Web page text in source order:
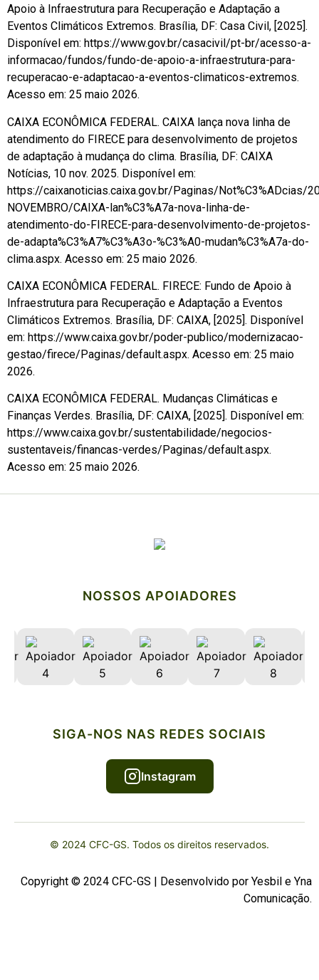
Apoio à Infraestrutura para Recuperação e Adaptação a
Eventos Climáticos Extremos. Brasília, DF: Casa Civil, [2025].
Disponível em: https://www.gov.br/casacivil/pt-br/acesso-a-
informacao/fundos/fundo-de-apoio-a-infraestrutura-para-
recuperacao-e-adaptacao-a-eventos-climaticos-extremos.
Acesso em: 25 maio 2026.
CAIXA ECONÔMICA FEDERAL. CAIXA lança nova linha de
atendimento do FIRECE para desenvolvimento de projetos
de adaptação à mudança do clima. Brasília, DF: CAIXA
Notícias, 10 nov. 2025. Disponível em:
https://caixanoticias.caixa.gov.br/Paginas/Not%C3%ADcias/
NOVEMBRO/CAIXA-lan%C3%A7a-nova-linha-de-
atendimento-do-FIRECE-para-desenvolvimento-de-projetos-
de-adapta%C3%A7%C3%A3o-%C3%A0-mudan%C3%A7a-do-
clima.aspx. Acesso em: 25 maio 2026.
CAIXA ECONÔMICA FEDERAL. FIRECE: Fundo de Apoio à
Infraestrutura para Recuperação e Adaptação a Eventos
Climáticos Extremos. Brasília, DF: CAIXA, [2025]. Disponível
em: https://www.caixa.gov.br/poder-publico/modernizacao-
gestao/firece/Paginas/default.aspx. Acesso em: 25 maio
2026.
CAIXA ECONÔMICA FEDERAL. Mudanças Climáticas e
Finanças Verdes. Brasília, DF: CAIXA, [2025]. Disponível em:
https://www.caixa.gov.br/sustentabilidade/negocios-
sustentaveis/financas-verdes/Paginas/default.aspx.
Acesso em: 25 maio 2026.
NOSSOS APOIADORES
SIGA-NOS NAS REDES SOCIAIS
Instagram
© 2024 CFC-GS. Todos os direitos reservados.
Copyright © 2024 CFC-GS | Desenvolvido por Yesbil e Yna
Comunicação.